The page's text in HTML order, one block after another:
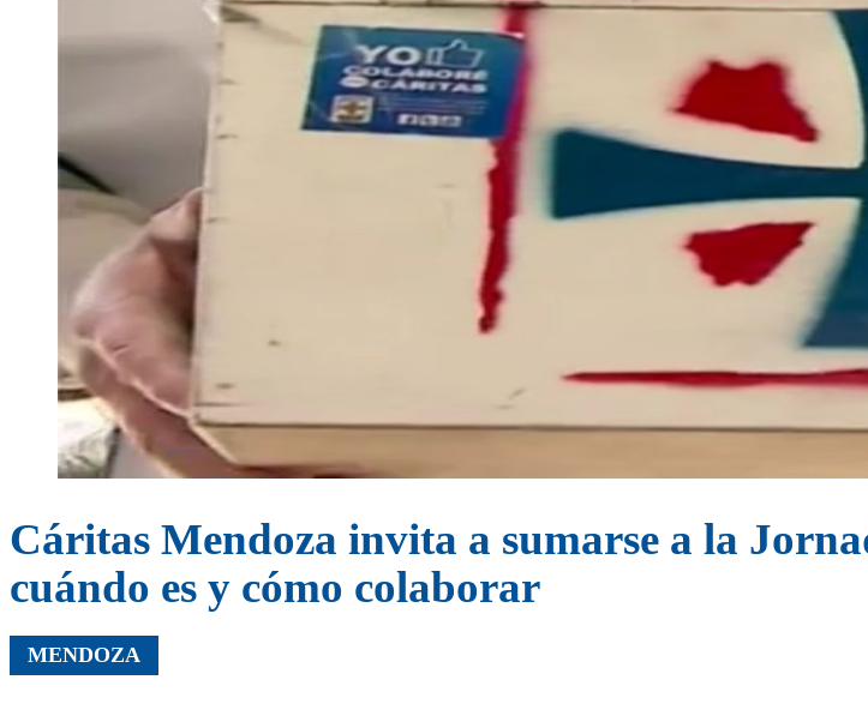
Cáritas Mendoza invita a sumarse a la
cuándo es y cómo colaborar
MENDOZA